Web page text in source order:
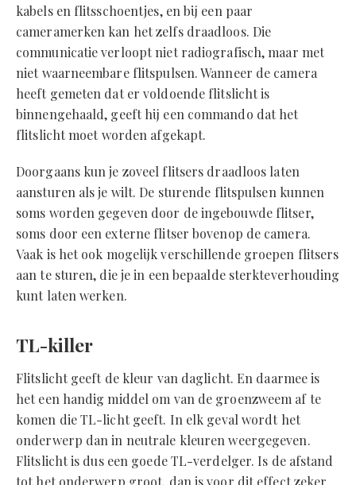
kabels en flitsschoentjes, en bij een paar
cameramerken kan het zelfs draadloos. Die
communicatie verloopt niet radiografisch, maar met
niet waarneembare flitspulsen. Wanneer de camera
heeft gemeten dat er voldoende flitslicht is
binnengehaald, geeft hij een commando dat het
flitslicht moet worden afgekapt.
Doorgaans kun je zoveel flitsers draadloos laten
aansturen als je wilt. De sturende flitspulsen kunnen
soms worden gegeven door de ingebouwde flitser,
soms door een externe flitser bovenop de camera.
Vaak is het ook mogelijk verschillende groepen flitsers
aan te sturen, die je in een bepaalde sterkteverhouding
kunt laten werken.
TL-killer
Flitslicht geeft de kleur van daglicht. En daarmee is
het een handig middel om van de groenzweem af te
komen die TL-licht geeft. In elk geval wordt het
onderwerp dan in neutrale kleuren weergegeven.
Flitslicht is dus een goede TL-verdelger. Is de afstand